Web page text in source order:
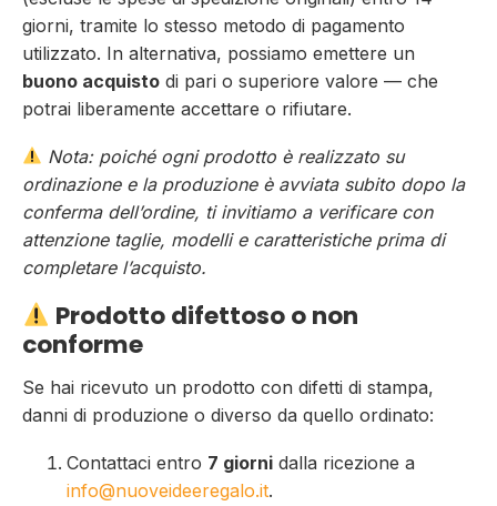
giorni, tramite lo stesso metodo di pagamento
utilizzato. In alternativa, possiamo emettere un
buono acquisto di pari o superiore valore — che
potrai liberamente accettare o rifiutare.
Nota: poiché ogni prodotto è realizzato su
ordinazione e la produzione è avviata subito dopo la
conferma dell’ordine, ti invitiamo a verificare con
attenzione taglie, modelli e caratteristiche prima di
completare l’acquisto.
Prodotto difettoso o non
conforme
Se hai ricevuto un prodotto con difetti di stampa,
danni di produzione o diverso da quello ordinato:
Contattaci entro 7 giorni dalla ricezione a
info@nuoveideeregalo.it.